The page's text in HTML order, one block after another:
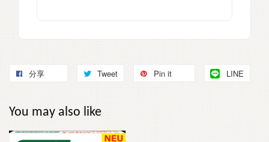
分享 Tweet Pin it LINE
You may also like